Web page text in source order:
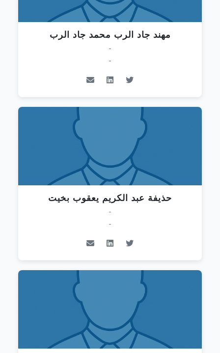
مهند جاد الرب محمد جاد الرب
-
-
حذيفة عبد الكريم يعقوب بخيت
-
-